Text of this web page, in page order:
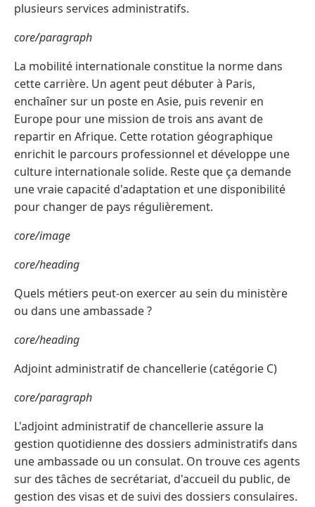
plusieurs services administratifs.
core/paragraph
La mobilité internationale constitue la norme dans
cette carrière. Un agent peut débuter à Paris,
enchaîner sur un poste en Asie, puis revenir en
Europe pour une mission de trois ans avant de
repartir en Afrique. Cette rotation géographique
enrichit le parcours professionnel et développe une
culture internationale solide. Reste que ça demande
une vraie capacité d'adaptation et une disponibilité
pour changer de pays régulièrement.
core/image
core/heading
Quels métiers peut‑on exercer au sein du ministère
ou dans une ambassade ?
core/heading
Adjoint administratif de chancellerie (catégorie C)
core/paragraph
L'adjoint administratif de chancellerie assure la
gestion quotidienne des dossiers administratifs dans
une ambassade ou un consulat. On trouve ces agents
sur des tâches de secrétariat, d'accueil du public, de
gestion des visas et de suivi des dossiers consulaires.